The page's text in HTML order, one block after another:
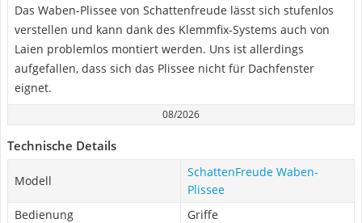
Das Waben-Plissee von Schattenfreude lässt sich stufenlos
verstellen und kann dank des Klemmfix-Systems auch von
Laien problemlos montiert werden. Uns ist allerdings
aufgefallen, dass sich das Plissee nicht für Dachfenster
eignet.
08/2026
Technische Details
Modell
SchattenFreude Waben-
Plissee
Bedienung
Griffe